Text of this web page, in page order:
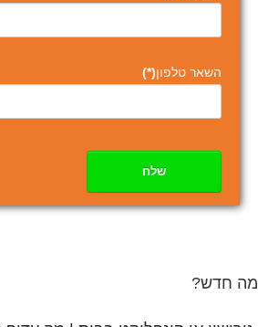
השאר טלפון(*)
שלח
מה חדש?